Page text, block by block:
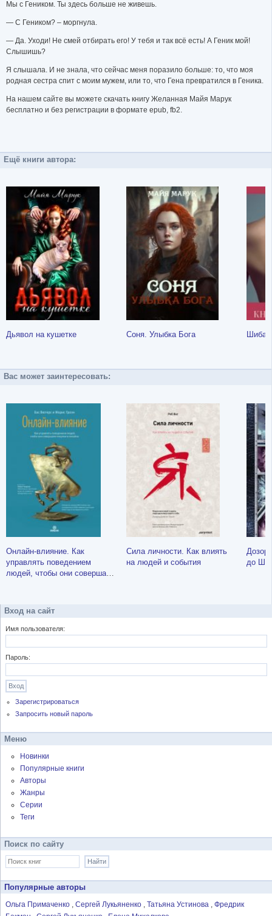
Мы с Геником. Ты здесь больше не живешь.
— С Геником? – моргнула.
— Да. Уходи! Не смей отбирать его! У тебя и так всё есть! А Геник мой!
Слышишь?
Я слышала. И не знала, что сейчас меня поразило больше: то, что моя
родная сестра спит с моим мужем, или то, что Гена превратился в Геника.
На нашем сайте вы можете скачать книгу Желанная Майя Марук
бесплатно и без регистрации в формате epub, fb2.
Ещё книги автора:
Дьявол на кушетке Соня. Улыбка Бога
Вас может заинтересовать:
Онлайн-влияние. Как
управлять поведением
людей, чтобы они совершали
Сила личности. Как влиять
на людей и события
до
Вход на сайт
Имя пользователя:
Пароль:
Зарегистрироваться
Запросить новый пароль
Меню
Новинки
Популярные книги
Авторы
Жанры
Серии
Теги
Поиск по сайту
Популярные авторы
Ольга Примаченко Сергей Лукьяненко Татьяна Устинова
Фредрик